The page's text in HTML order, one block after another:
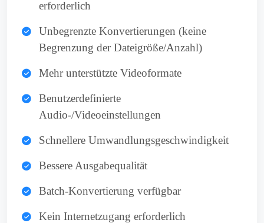
erforderlich
Unbegrenzte Konvertierungen (keine
Begrenzung der Dateigröße/Anzahl)
Mehr unterstützte Videoformate
Benutzerdefinierte
Audio-/Videoeinstellungen
Schnellere Umwandlungsgeschwindigkeit
Bessere Ausgabequalität
Batch-Konvertierung verfügbar
Kein Internetzugang erforderlich